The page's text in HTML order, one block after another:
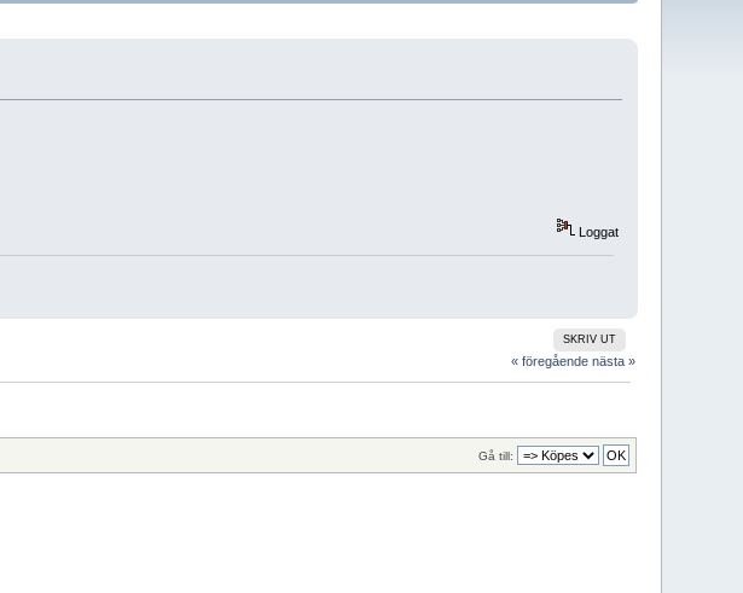
Loggat
SKRIV UT
« föregående nästa »
Gå till: